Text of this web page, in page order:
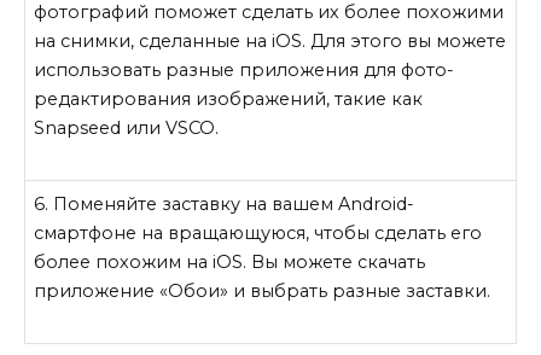
фотографий поможет сделать их более похожими
на снимки, сделанные на iOS. Для этого вы можете
использовать разные приложения для фото-
редактирования изображений, такие как
Snapseed или VSCO.
6. Поменяйте заставку на вашем Android-
смартфоне на вращающуюся, чтобы сделать его
более похожим на iOS. Вы можете скачать
приложение «Обои» и выбрать разные заставки.